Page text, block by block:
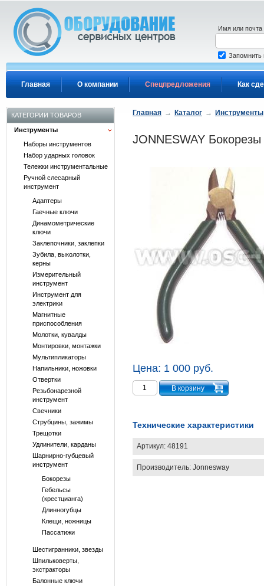
Главная О компании Спецпредложения Как
Имя или почта
Запомнить
КАТЕГОРИИ ТОВАРОВ
Инструменты
Наборы инструментов
Набор ударных головок
Тележки инструментальные
Ручной слесарный
инструмент
Адаптеры
Гаечные ключи
Динамометрические
ключи
Заклепочники, заклепки
Зубила, выколотки,
керны
Измерительный
инструмент
Инструмент для
электрики
Магнитные
приспособления
Молотки, кувалды
Монтировки, монтажки
Мультипликаторы
Напильники, ножовки
Отвертки
Резьбонарезной
инструмент
Свечники
Струбцины, зажимы
Трещотки
Удлинители, карданы
Шарнирно-губцевый
инструмент
Бокорезы
Гебельсы
(крестцианга)
Длинногубцы
Клещи, ножницы
Пассатижи
Шестигранники, звезды
Шпильковерты,
экстракторы
Балонные ключи
Главная → Каталог → Инструменты
JONNESWAY
Цена: 1 000 руб.
Технические характеристики
Артикул: 48191
Производитель: Jonnesway